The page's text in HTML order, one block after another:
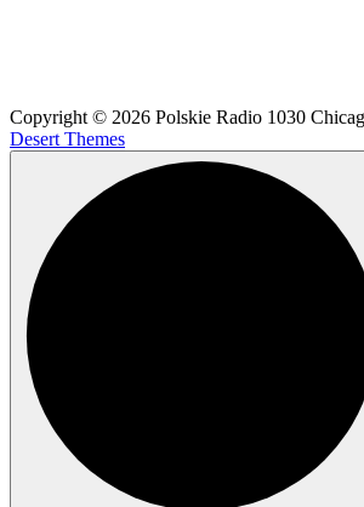
Copyright © 2026 Polskie Radio 1030
Desert Themes